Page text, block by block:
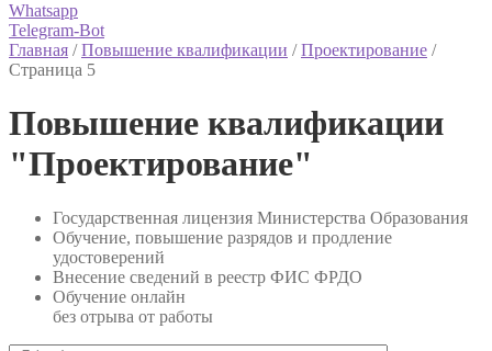
Whatsapp
Telegram-Bot
Главная /Повышение квалификации /Проектирование /
Страница 5
Повышение квалификации
"Проектирование"
Государственная лицензия Министерства Образования
Обучение, повышение разрядов и продление
удостоверений
Внесение сведений в реестр ФИС ФРДО
Обучение онлайн
без отрыва от работы